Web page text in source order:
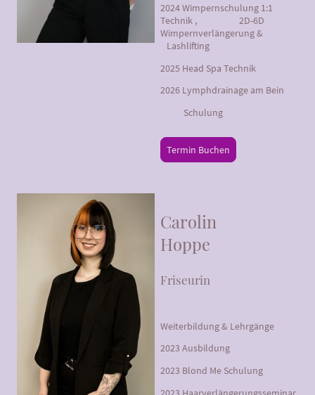
2024 Wimpernschulung 1:1
Technik , 2D-6D
Wimpernverlängerung &
Lashlifting
2025 Head Spa Technik
2026 Lymphdrainage am Bein
Schulung
Termin Buchen
Carolin
Hoppe
Friseurin
Weiterbildung & Lehrgänge
2023 Ausbildung
2023 Blond Me Schulung